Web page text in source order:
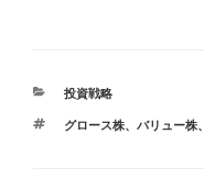
カ
ゴ
投資戦略
タ
グロース株、 バリュー株、